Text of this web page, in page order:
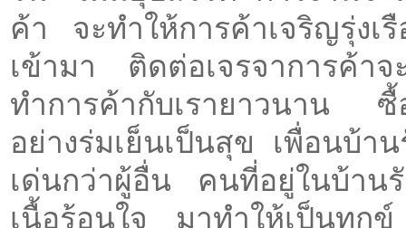
ค้า จะทำให้การค้าเจริญรุ่งเ
เข้ามา ติดต่อเจรจาการค้
ทำการค้ากับเรายาวนาน
อย่างร่มเย็นเป็นสุข เพื่อนบ้
เด่นกว่าผู้อื่น คนที่อยู่ในบ้าน
เนื้อร้อนใจ มาทำให้เป็นทุก